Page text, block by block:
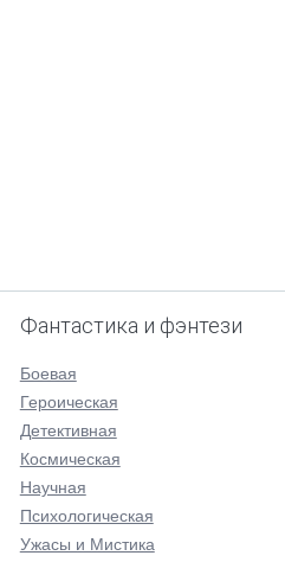
Фантастика и фэнтези
Боевая
Героическая
Детективная
Космическая
Научная
Психологическая
Ужасы и Мистика